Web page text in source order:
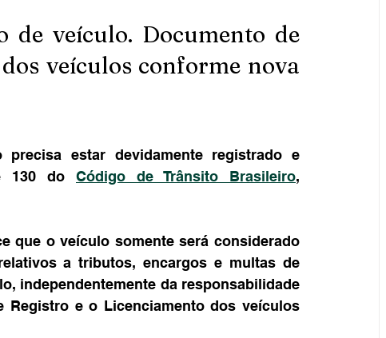
de veículo. Documento de
veículos conforme nova
estar devidamente registrado e
130 do Código de Trânsito Brasileiro,
que o veículo somente será considerado
a tributos, encargos e multas de
independentemente da responsabilidade
Registro e o Licenciamento dos veículos